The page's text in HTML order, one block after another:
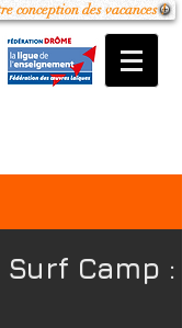
conception des vacances !
Surf Camp :